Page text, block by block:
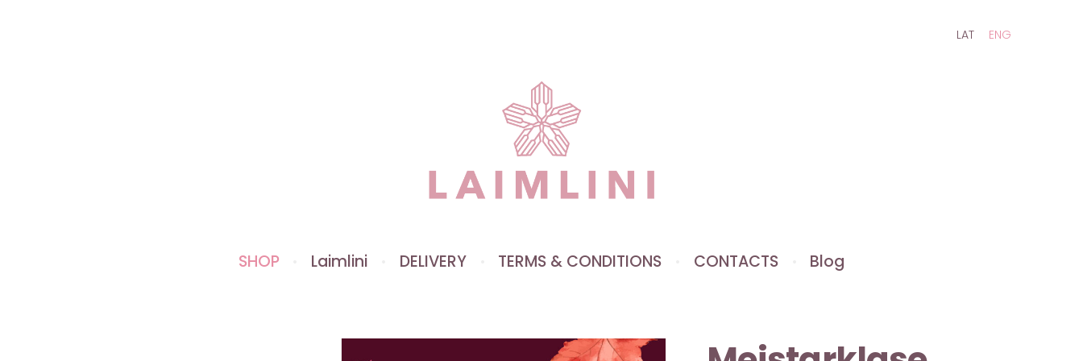
SHOP Laimlini DELIVERY TERMS & CONDITIONS CONTACTS Blog
LAT ENG